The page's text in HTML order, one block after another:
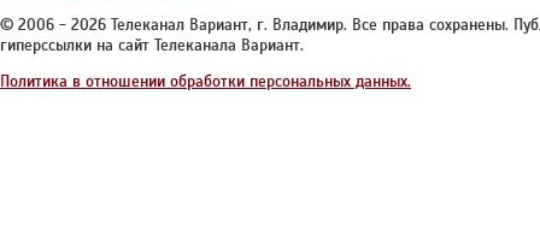
© 2006 - 2026 Телеканал Вариант, г. Владимир. Все права сохранены.
гиперссылки на сайт Телеканала Вариант.
Политика в отношении обработки персональных данных.